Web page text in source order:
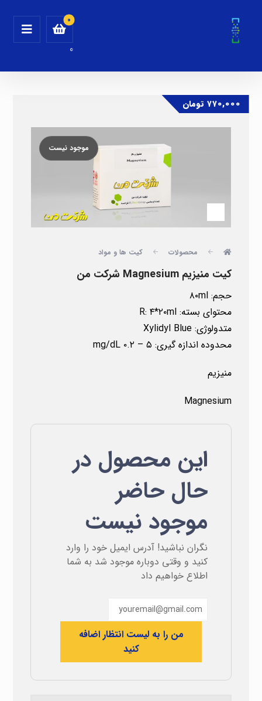
0
موجود نیست
محصولات کیت ها و مواد
کیت منیزیم Magnesium شرکت من
۷۷۰,۰۰۰ تومان
حجم: ۸۰ml
محتوای بسته: R: ۴*۲۰ml
متدولوژی: Xylidyl Blue
محدوده اندازه گیری: ۵ – ۰.۲ mg/dL
منیزیم
Magnesium
این محصول در
حال حاضر
موجود نیست
نگران نباشید! آدرس ایمیل خود را وارد
کنید و وقتی دوباره موجود شد به شما
اطلاع خواهیم داد
من را به لیست انتظار اضافه
کنید